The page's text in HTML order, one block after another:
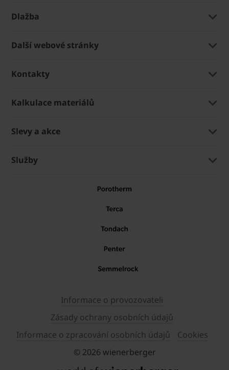
Dlažba
Další webové stránky
Kontakty
Kalkulace materiálů
Slevy a akce
Služby
Informace o provozovateli
Zásady ochrany osobních údajů
Informace o zpracování osobních údajů
Cookies
© 2026 wienerberger